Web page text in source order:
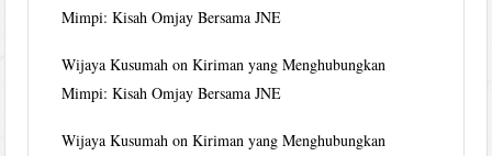
Mimpi: Kisah Omjay Bersama JNE
Wijaya Kusumah onKiriman yang Menghubungkan
Mimpi: Kisah Omjay Bersama JNE
Wijaya Kusumah onKiriman yang Menghubungkan